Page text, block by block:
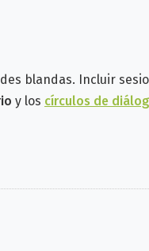
blandas. Incluir
y los círculos de